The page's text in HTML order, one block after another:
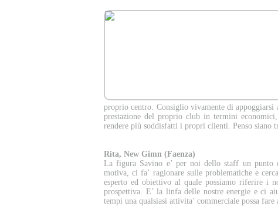
proprio centro. Consiglio vivamente di
prestazione del proprio club in termini
rendere più soddisfatti i propri clienti. Penso siano
Rita, New Gimn (Faenza)
La figura Savino e’ per noi dello staff un punto
motiva, ci fa’ ragionare sulle problematiche e
esperto ed obiettivo al quale possiamo riferire i
prospettiva. E’ la linfa delle nostre energie e ci
tempi una qualsiasi attivita’ commerciale possa